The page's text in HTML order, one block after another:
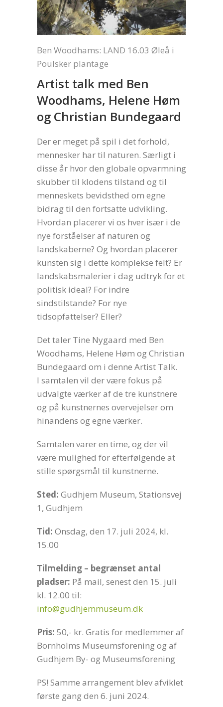
Ben Woodhams: LAND 16.03 Øleå i
Poulsker plantage
Artist talk med Ben
Woodhams, Helene Høm
og Christian Bundegaard
Der er meget på spil i det forhold,
mennesker har til naturen. Særligt i
disse år hvor den globale opvarmning
skubber til klodens tilstand og til
menneskets bevidsthed om egne
bidrag til den fortsatte udvikling.
Hvordan placerer vi os hver især i de
nye forståelser af naturen og
landskaberne? Og hvordan placerer
kunsten sig i dette komplekse felt? Er
landskabsmalerier i dag udtryk for et
politisk ideal? For indre
sindstilstande? For nye
tidsopfattelser? Eller?
Det taler Tine Nygaard med Ben
Woodhams, Helene Høm og Christian
Bundegaard om i denne Artist Talk.
I samtalen vil der være fokus på
udvalgte værker af de tre kunstnere
og på kunstnernes overvejelser om
hinandens og egne værker.
Samtalen varer en time, og der vil
være mulighed for efterfølgende at
stille spørgsmål til kunstnerne.
Sted: Gudhjem Museum, Stationsvej
1, Gudhjem
Tid: Onsdag, den 17. juli 2024, kl.
15.00
Tilmelding – begrænset antal
pladser: På mail, senest den 15. juli
kl. 12.00 til:
info@gudhjemmuseum.dk
Pris: 50,- kr. Gratis for medlemmer af
Bornholms Museumsforening og af
Gudhjem By- og Museumsforening
PS! Samme arrangement blev afviklet
første gang den 6. juni 2024.